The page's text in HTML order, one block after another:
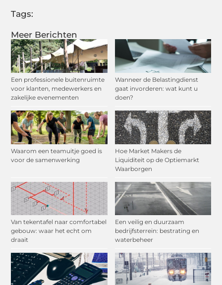
Meer Berichten
Een professionele buitenruimte
voor klanten, medewerkers en
zakelijke evenementen
Wanneer de Belastingdienst
gaat invorderen: wat kunt u
doen?
Waarom een teamuitje goed is
voor de samenwerking
Hoe Market Makers de
Liquiditeit op de Optiemarkt
Waarborgen
Van tekentafel naar comfortabel
gebouw: waar het echt om
draait
Een veilig en duurzaam
bedrijfsterrein: bestrating en
waterbeheer
Tags: